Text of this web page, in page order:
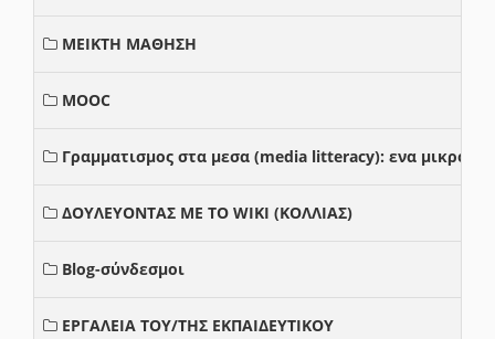
ΜΕΙΚΤΗ ΜΑΘΗΣΗ
MOOC
Γραμματισμος στα μεσα (media litteracy): ενα μικρο
ΔΟΥΛΕΥΟΝΤΑΣ ΜΕ ΤΟ WIKI (ΚΟΛΛΙΑΣ)
Blog-σύνδεσμοι
ΕΡΓΑΛΕΙΑ ΤΟΥ/ΤΗΣ ΕΚΠΑΙΔΕΥΤΙΚΟΥ